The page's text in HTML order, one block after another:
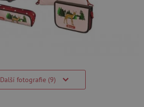
Další fotografie (9)